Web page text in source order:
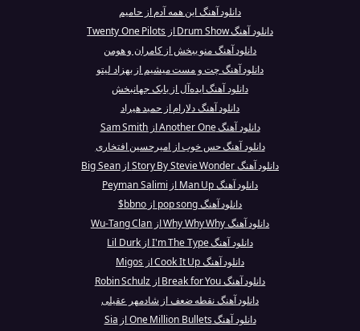
دانلود آهنگ این همه آدم از حامیم
دانلود آهنگ Drum Show از Twenty One Pilots
دانلود آهنگ منو ببخش از کامران و هومن
دانلود آهنگ چت و مست میشیم از بهزاد لیتو
دانلود آهنگ ایده‌آل از بابک جهانبخش
دانلود آهنگ دلارام از حمید هیراد
دانلود آهنگ Another One از Sam Smith
دانلود آهنگ حس خوب از امیرحسین افتخاری
دانلود آهنگ Story By Stevie Wonder از Big Sean
دانلود آهنگ Man Up از Peyman Salimi
دانلود آهنگ pop song از bbno$
دانلود آهنگ Why Why Why از Wu-Tang Clan
دانلود آهنگ I'm The Type از Lil Durk
دانلود آهنگ Cook It Up از Migos
دانلود آهنگ Break for You از Robin Schulz
دانلود آهنگ نقطه ضعف از شادمهر عقیلی
دانلود آهنگ One Million Bullets از Sia